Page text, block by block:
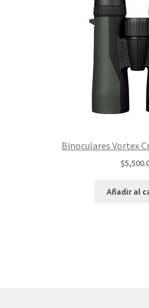
Binoculares Vortex
$
Añadir al